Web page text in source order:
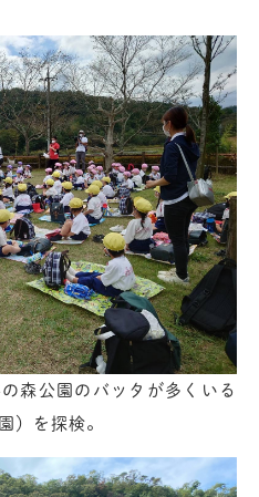
森公園のバッタが多くいる
）を探検。